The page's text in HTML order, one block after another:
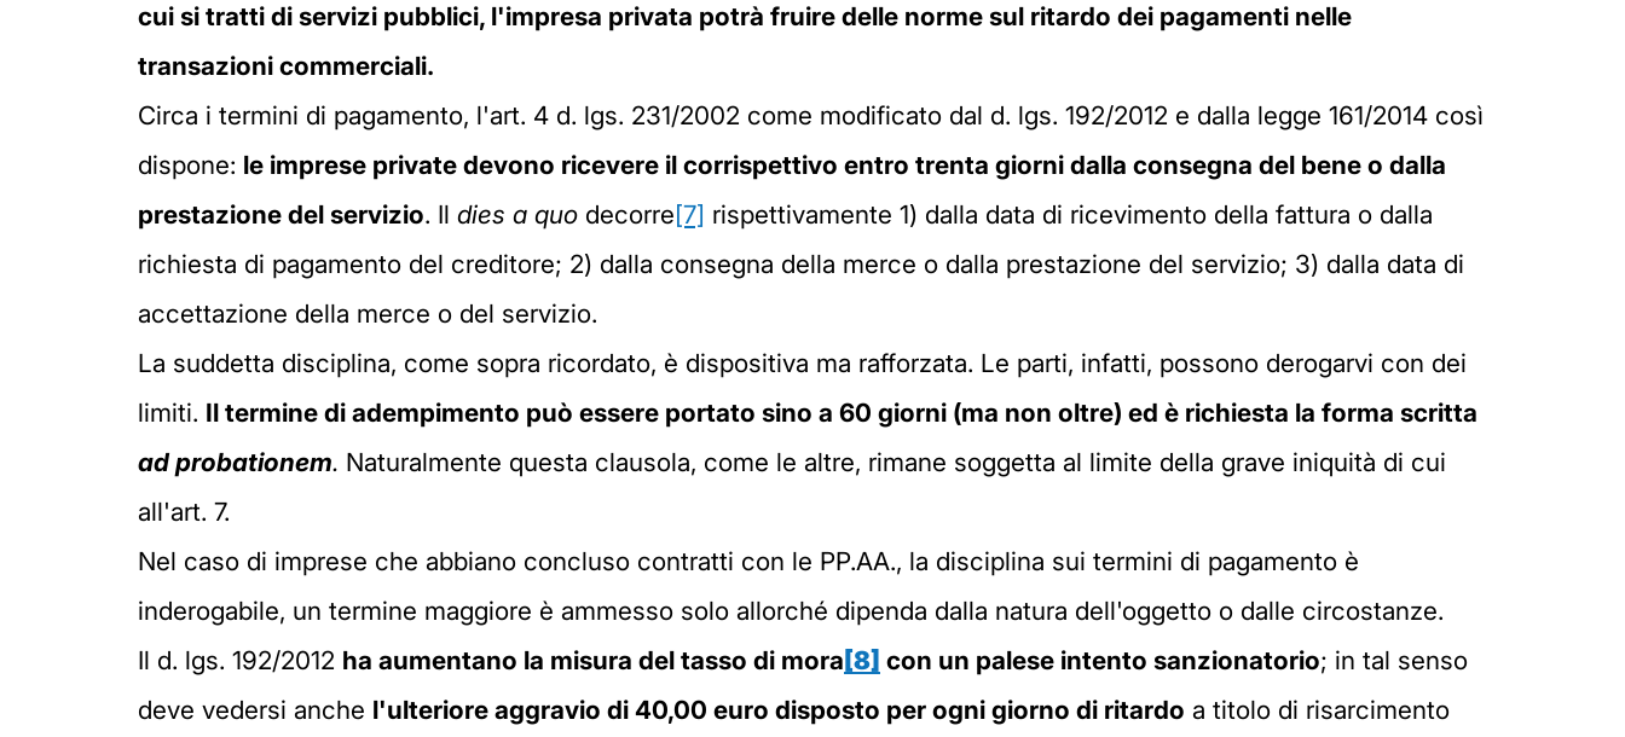
cui si tratti di servizi pubblici, l'impresa privata potrà fruire delle norme sul ritardo dei pagamenti nelle
transazioni commerciali.
Circa i termini di pagamento, l'art. 4 d. lgs. 231/2002 come modificato dal d. lgs. 192/2012 e dalla legge 161/2014 così
dispone: le imprese private devono ricevere il corrispettivo entro trenta giorni dalla consegna del bene o dalla
prestazione del servizio. Il dies a quo decorre[7] rispettivamente 1) dalla data di ricevimento della fattura o dalla
richiesta di pagamento del creditore; 2) dalla consegna della merce o dalla prestazione del servizio; 3) dalla data di
accettazione della merce o del servizio.
La suddetta disciplina, come sopra ricordato, è dispositiva ma rafforzata. Le parti, infatti, possono derogarvi con dei
limiti. Il termine di adempimento può essere portato sino a 60 giorni (ma non oltre) ed è richiesta la forma scritta
ad probationem. Naturalmente questa clausola, come le altre, rimane soggetta al limite della grave iniquità di cui
all'art. 7.
Nel caso di imprese che abbiano concluso contratti con le PP.AA., la disciplina sui termini di pagamento è
inderogabile, un termine maggiore è ammesso solo allorché dipenda dalla natura dell'oggetto o dalle circostanze.
Il d. lgs. 192/2012 ha aumentano la misura del tasso di mora [8] con un palese intento sanzionatorio; in tal senso
deve vedersi anche l'ulteriore aggravio di 40,00 euro disposto per ogni giorno di ritardo a titolo di risarcimento